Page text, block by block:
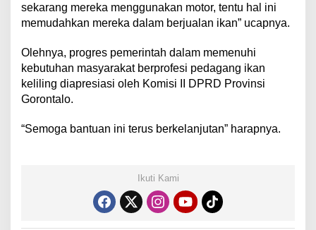
sekarang mereka menggunakan motor, tentu hal ini
memudahkan mereka dalam berjualan ikan” ucapnya.
Olehnya, progres pemerintah dalam memenuhi
kebutuhan masyarakat berprofesi pedagang ikan
keliling diapresiasi oleh Komisi II DPRD Provinsi
Gorontalo.
“Semoga bantuan ini terus berkelanjutan” harapnya.
Ikuti Kami